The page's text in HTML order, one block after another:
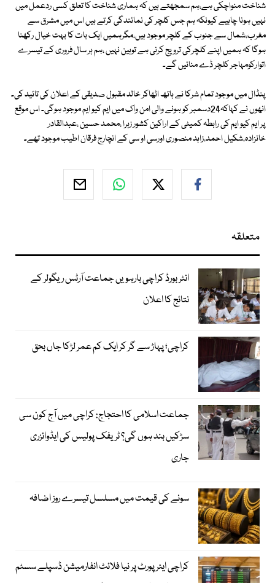
شناخت منواچکی ہے،ہم سمجھتے ہیں کہ ہماری شناخت کا تعلق کسی ردعمل میں
نہیں ہونا چاہیے کیونکہ ہم جس کلچر کی نمائندگی کرتے ہیں اس میں مشرق سے
مغرب،شمال سے جنوب کے کلچر موجود ہیں،مگرہمیں ایک بات کا بہت خیال رکھنا
ہوگا کہ ہمیں اپنے کلچرکی ترویج کرنی ہے توہین نہیں ،ہم ہر سال فروری کے تیسرے
اتوارکومہاجر کلچر ڈے منائیں گے۔
پنڈال میں موجود تمام شرکا نے ہاتھ اٹھاکر خالد مقبول صدیقی کے اعلان کی تائید کی۔
انھوں نے کہاکہ24دسمبر کو ہونے والی امن واک میں ایم کیو ایم موجود ہوگی۔ اس موقع
پر ایم کیو ایم کی رابطہ کمیٹی کے اراکین کشور زہرا ،محمد حسین ،عبدالقادر
خانزادہ،شکیل احمد،زاہد منصوری اورسی او سی کے انچارج فرقان اطیب موجود تھے۔
متعلقہ
انٹر بورڈ کراچی بارہویں جماعت آرٹس ریگولر کے
نتائج کا اعلان
کراچی؛ پہاڑ سے گر کر ایک کم عمر لڑکا جاں بحق
جماعت اسلامی کا احتجاج: کراچی میں آج کون سی
سڑکیں بند ہوں گی؟ ٹریفک پولیس کی ایڈوائزری
جاری
سونے کی قیمت میں مسلسل تیسرے روز اضافہ
کراچی ایئرپورٹ پر نیا فلائٹ انفارمیشن ڈسپلے سسٹم